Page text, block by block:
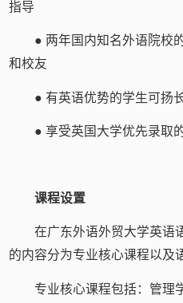
指导
● 两年国内知名外语院校
和校友
● 有英语优势的学生可扬
● 享受英国大学优先录取
课程设置
在广东外语外贸大学英语
的内容分为专业核心课程以及
专业核心课程包括：管理